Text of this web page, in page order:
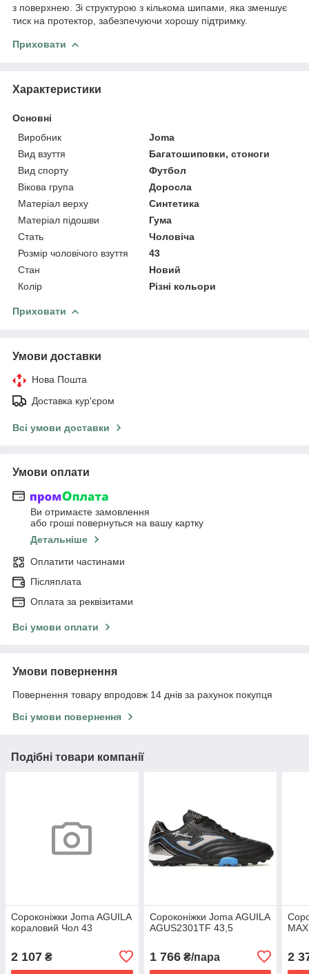
з поверхнею. Зі структурою з кількома шипами, яка зменшує
тиск на протектор, забезпечуючи хорошу підтримку.
Приховати
Характеристики
Основні
Виробник
Joma
Вид взуття
Багатошиповки, стоноги
Вид спорту
Футбол
Вікова група
Доросла
Матеріал верху
Синтетика
Матеріал підошви
Гума
Стать
Чоловіча
Розмір чоловічого взуття
43
Стан
Новий
Колір
Різні кольори
Приховати
Умови доставки
Нова Пошта
Доставка кур'єром
Всі умови доставки
Умови оплати
Ви отримаєте замовлення
або гроші повернуться на вашу картку
Детальніше
Оплатити частинами
Післяплата
Оплата за реквізитами
Всі умови оплати
Умови повернення
Повернення товару впродовж 14 днів за рахунок покупця
Всі умови повернення
Подібні товари компанії
Сороконіжки Joma AGUILA
кораловий Чол 43
2 107 ₴
Сороконіжки Joma AGUILA
AGUS2301TF 43,5
1 766₴/пара 2